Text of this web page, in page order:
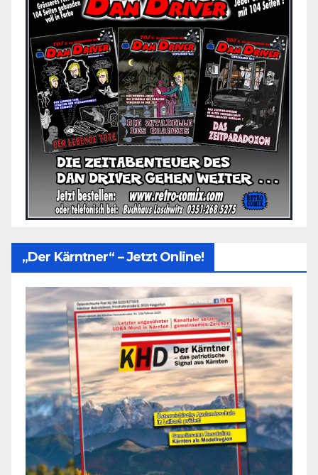
„Der Kärntner“ – Jetzt Online!